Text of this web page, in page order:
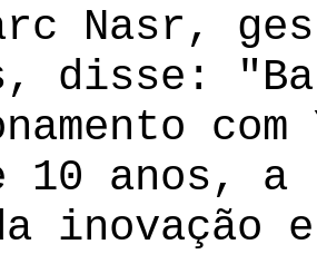
Nasr,
disse:
10 anos, a
inovação